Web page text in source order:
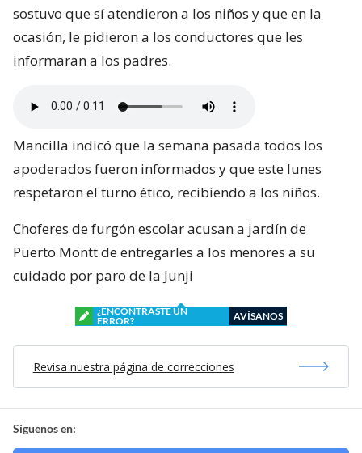
sostuvo que sí atendieron a los niños y que en la
ocasión, le pidieron a los conductores que les
informaran a los padres.
Mancilla indicó que la semana pasada todos los
apoderados fueron informados y que este lunes
respetaron el turno ético, recibiendo a los niños.
Choferes de furgón escolar acusan a jardín de
Puerto Montt de entregarles a los menores a su
cuidado por paro de la Junji
¿ENCONTRASTE UN
ERROR?
AVÍSANOS
Revisa nuestra página de correcciones
Síguenos en: